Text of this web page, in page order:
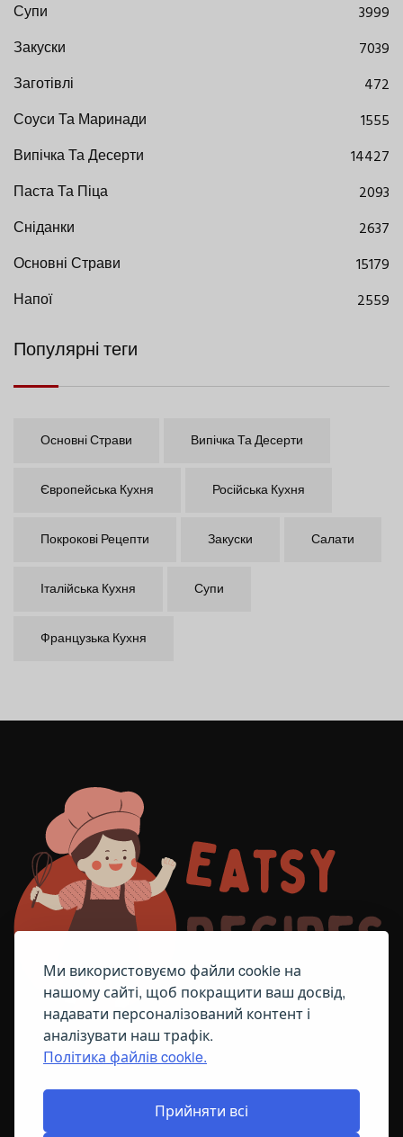
Ми використовуємо файли cookie на
нашому сайті, щоб покращити ваш досвід,
надавати персоналізований контент і
аналізувати наш трафік.
Політика файлів cookie.
Прийняти всі
Супи
3999
Закуски
7039
Заготівлі
472
Соуси Та Маринади
1555
Випічка Та Десерти
14427
Паста Та Піца
2093
Сніданки
2637
Основні Страви
15179
Напої
2559
Популярні теги
Основні Страви Випічка Та Десерти
Європейська Кухня Російська Кухня
Покрокові Рецепти Закуски Салати
Італійська Кухня Супи
Французька Кухня
ПОЛІТИКА ЩОДО ФАЙЛІВ COOKIE